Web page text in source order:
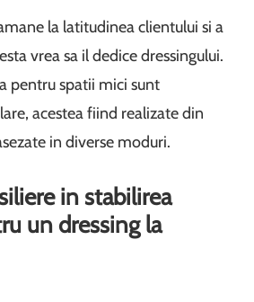
la latitudinea clientului si a
vrea sa il dedice dressingului.
pentru spatii mici sunt
acestea fiind realizate din
in diverse moduri.
in stabilirea
un dressing la